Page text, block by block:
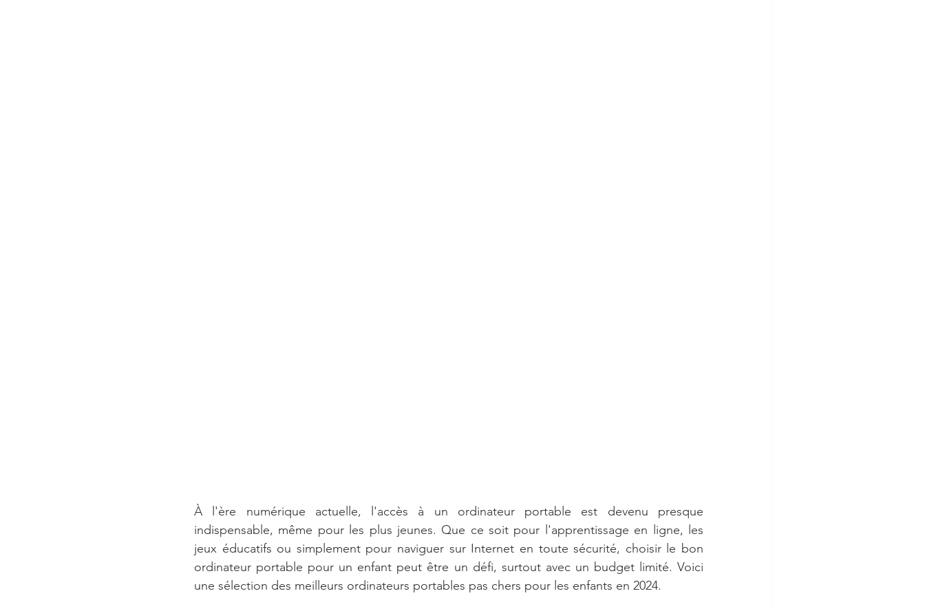
À l'ère numérique actuelle, l'accès à un ordinateur portable est devenu presque
indispensable, même pour les plus jeunes. Que ce soit pour l'apprentissage en ligne, les
jeux éducatifs ou simplement pour naviguer sur Internet en toute sécurité, choisir le bon
ordinateur portable pour un enfant peut être un défi, surtout avec un budget limité. Voici
une sélection des meilleurs ordinateurs portables pas chers pour les enfants en 2024.